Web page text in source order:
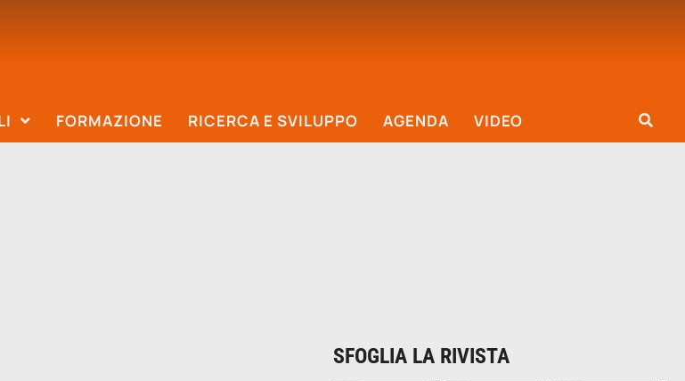
FORMAZIONE RICERCA E SVILUPPO AGENDA VIDEO
SFOGLIA LA RIVISTA